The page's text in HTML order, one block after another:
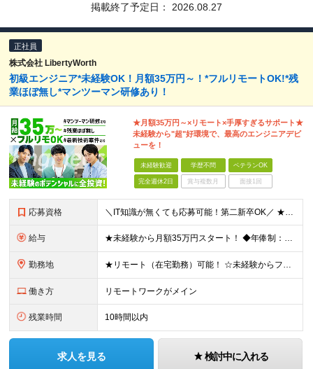
掲載終了予定日： 2026.08.27
正社員
株式会社 LibertyWorth
初級エンジニア*未経験OK！月額35万円～！*フルリモートOK!*残
業ほぼ無し*マンツーマン研修あり！
★月額35万円～×リモート×手厚すぎるサポート★
未経験から"超"好環境で、最高のエンジニアデビ
ューを！
未経験歓迎 学歴不問 ベテランOK
完全週休2日 賞与複数月 面接1回
応募資格 ＼IT知識が無くても応募可能！第二新卒OK／ ★学歴不問 ★完全未経験OK 【こんな方も歓迎！】 ★人とコミュニケーションを取ることが好きな方 ★「こうしたい！」という希望を積極的に発言してくれる方
給与 ★未経験から月額35万円スタート！ ◆年俸制：400万円～800万円（12分割） ※固定残業代（45時間分/10万6065円～）含む。 ※超過分別途支給。 ※試用期間3カ月（その間の給与・待遇に変
勤務地 ★リモート（在宅勤務）可能！ ☆未経験からフルリモート（完全在宅）の案件でスタートした実績あり 東京本社／東京都町田市中町1丁目12-16 アイケーブリックス202 (変更の範囲)上記を除く当社関
働き方 リモートワークがメイン
残業時間 10時間以内
求人を見る 検討中に入れる